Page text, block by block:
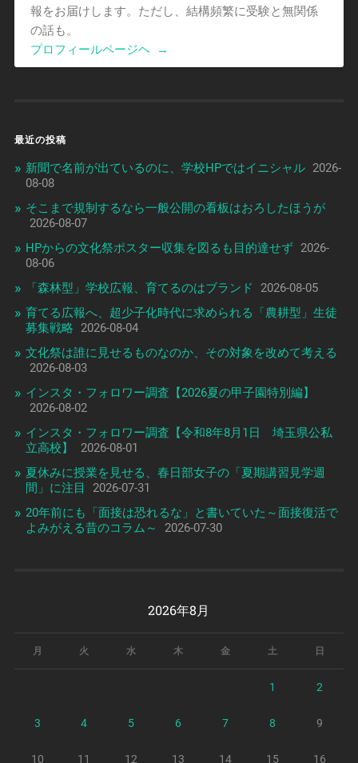
報をお届けします。ただし、結構頻繁に受験と無関係
の話も。
プロフィールページヘ
→
最近の投稿
新聞で名前が出ているのに、学校HPではイニシャル 2026-
08-08
そこまで規制するなら一般公開の看板はおろしたほうが
2026-08-07
HPからの文化祭ポスター収集を図るも目的達せず 2026-
08-06
「森林型」学校広報、育てるのはブランド
2026-08-05
育てる広報へ、超少子化時代に求められる「農耕型」生徒
募集戦略
2026-08-04
文化祭は誰に見せるものなのか、その対象を改めて考える
2026-08-03
インスタ・フォロワー調査【2026夏の甲子園特別編】
2026-08-02
インスタ・フォロワー調査【令和8年8月1日 埼玉県公私
立高校】
2026-08-01
夏休みに授業を見せる、春日部女子の「夏期講習見学週
間」に注目
2026-07-31
20年前にも「面接は恐れるな」と書いていた～面接復活で
よみがえる昔のコラム～
2026-07-30
2026年8月
月 火 水 木 金 土 日
1 2
3 4 5 6 7 8 9
10 11 12 13 14 15 16